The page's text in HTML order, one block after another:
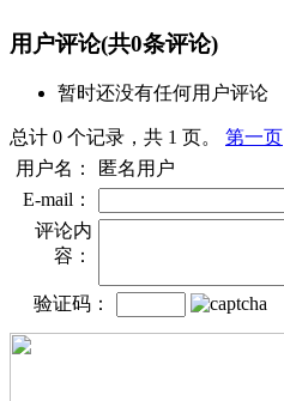
用户评论(共0条评论)
暂时还没有任何用户评论
总计 0 个记录，共 1 页。 第一页
用户名：
匿名用户
E-mail：
评论内
容：
验证码：